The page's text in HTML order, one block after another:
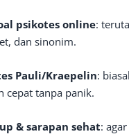
psikotes online:
dan sinonim.
Pauli/Kraepelin:
cepat tanpa panik.
& sarapan sehat: